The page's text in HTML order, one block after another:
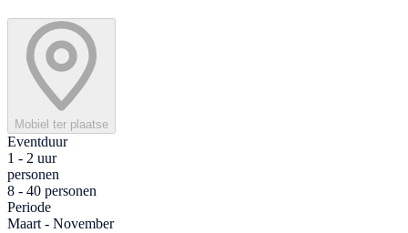
Mobiel ter plaatse
Eventduur
1 - 2 uur
personen
8 - 40 personen
Periode
Maart - November